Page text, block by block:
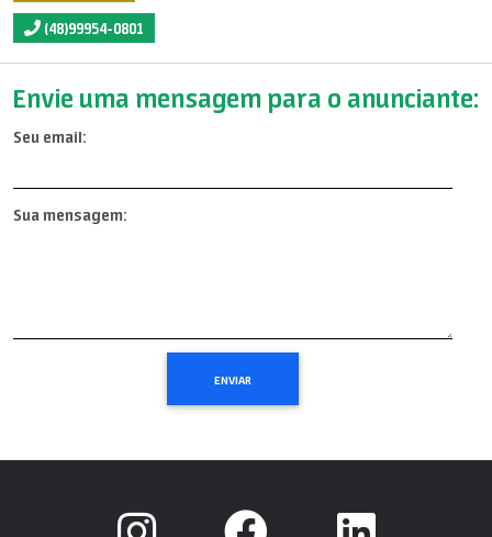
(48)99954-0801
Envie uma mensagem para o anunciante:
Seu email:
Sua mensagem: